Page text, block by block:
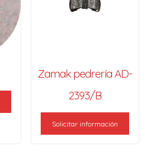
Zamak pedrería AD-
2393/B
Solicitar información